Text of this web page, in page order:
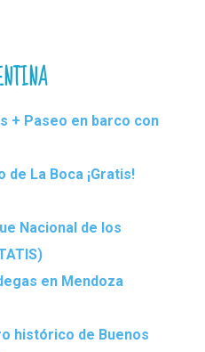
+ Paseo en barco con
La Boca ¡Gratis!
Nacional de los
en Mendoza
histórico de Buenos